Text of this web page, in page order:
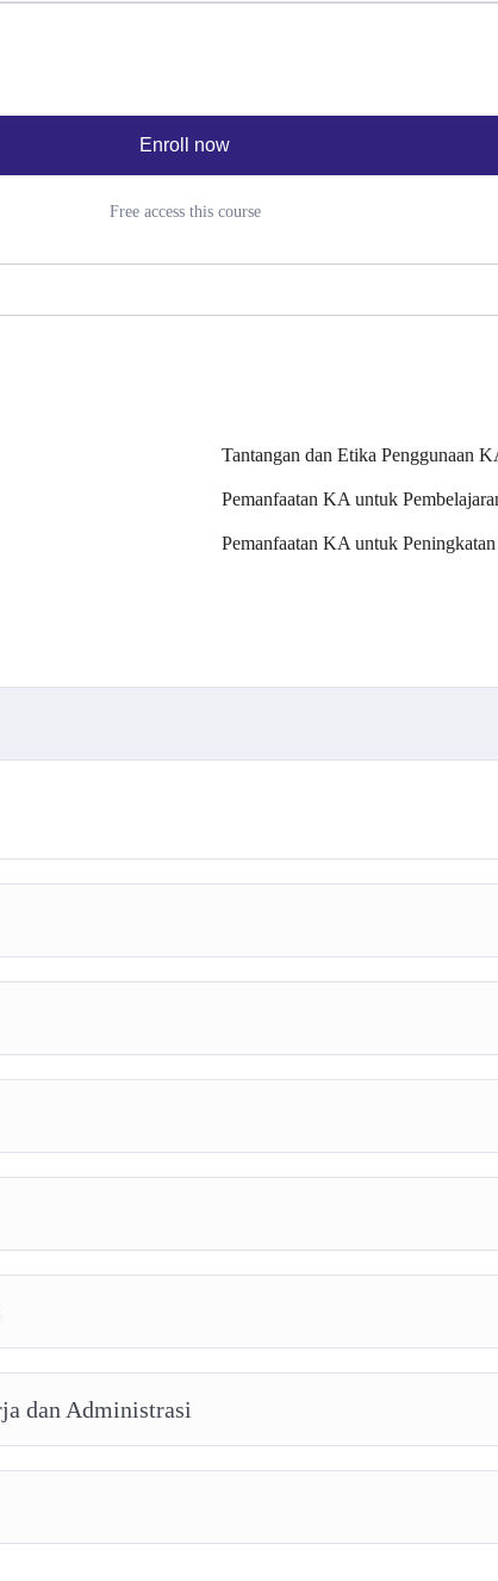
Enroll now
Free access this course
Tantangan dan Etika Penggunaan
Pemanfaatan KA untuk
Pemanfaatan KA untuk
dan Administrasi